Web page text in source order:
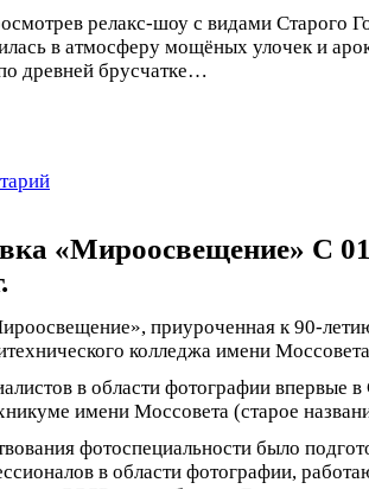
релакс-шоу с видами Старого
в атмосферу мощёных улочек и
древней брусчатке…
«Мироосвещение» С
приуроченная к 90-
колледжа имени Моссовета
в области фотографии впервые
имени Моссовета (старое
фотоспециальности было
в области фотографии,